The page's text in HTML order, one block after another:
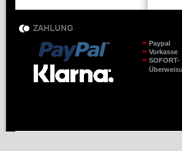
Paypal
Vorkasse
SOFORT-